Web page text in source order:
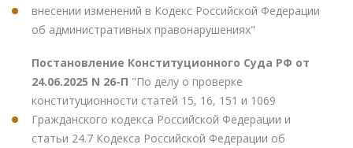
внесении изменений в Кодекс Российской Федерации
об административных правонарушениях"
Постановление Конституционного Суда РФ от
24.06.2025 N 26-П "По делу о проверке
конституционности статей 15, 16, 151 и 1069
Гражданского кодекса Российской Федерации и
статьи 24.7 Кодекса Российской Федерации об